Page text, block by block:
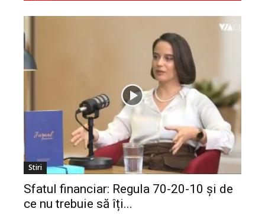
Stiri
Sfatul financiar: Regula 70-20-10 și de
ce nu trebuie să îți...